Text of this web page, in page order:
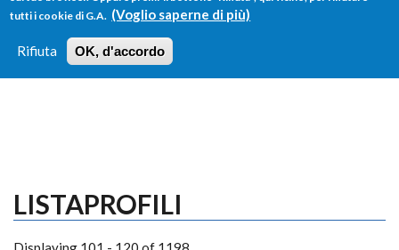
tutti i cookie di G.A. (Voglio saperne di più)
Rifiuta OK, d'accordo
DI
RICERCA
Main menu
HOME TUTTI I PROFILI
LOGIN
LISTAPROFILI